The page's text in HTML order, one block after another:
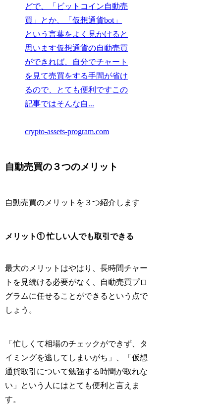
どで、「ビットコイン自動売
買」とか、「仮想通貨bot」
という言葉をよく見かけると
思います仮想通貨の自動売買
ができれば、自分でチャート
を見て売買をする手間が省け
るので、とても便利ですこの
記事ではそんな自...
crypto-assets-program.com
自動売買の３つのメリット
自動売買のメリットを３つ紹介します
メリット① 忙しい人でも取引できる
最大のメリットはやはり、長時間チャー
トを見続ける必要がなく、自動売買プロ
グラムに任せることができる という点で
しょう。
「忙しくて相場のチェックができず、タ
イミングを逃してしまいがち」、「仮想
通貨取引について勉強する時間が取れな
い」という人にはとても便利と言えま
す。